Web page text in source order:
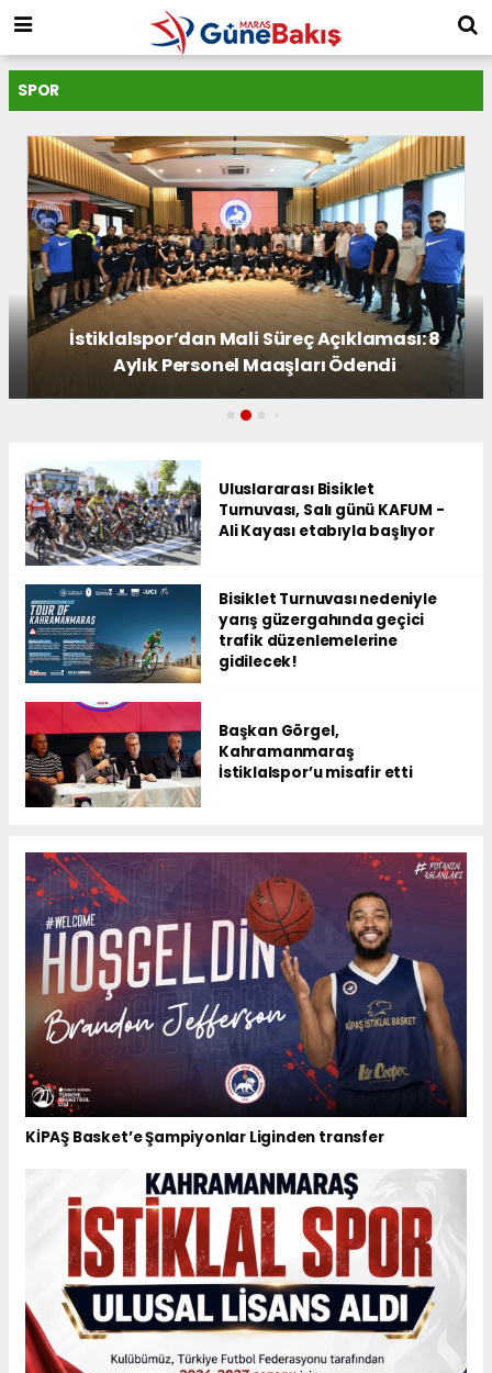
SPOR
Uluslararası Bisiklet Yarışması'nda İkinci
Etap Nefes Kesti
Uluslararası Bisiklet
Turnuvası, Salı günü KAFUM -
Ali Kayası etabıyla başlıyor
Bisiklet Turnuvası nedeniyle
yarış güzergahında geçici
trafik düzenlemelerine
gidilecek!
Başkan Görgel,
Kahramanmaraş
İstiklalspor’u misafir etti
KİPAŞ Basket’e Şampiyonlar Liginden transfer